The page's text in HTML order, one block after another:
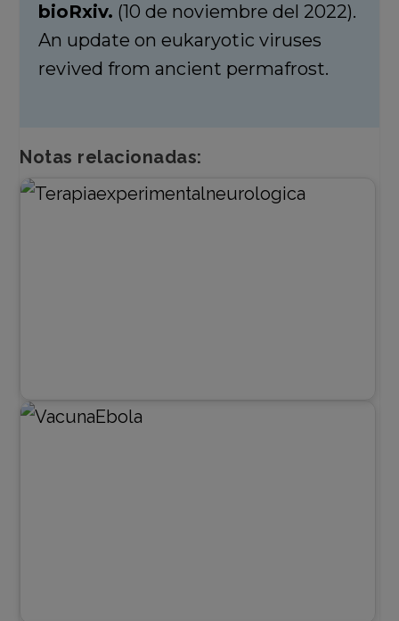
bioRxiv. (10 de noviembre del 2022).
An update on eukaryotic viruses
revived from ancient permafrost.
Notas relacionadas: